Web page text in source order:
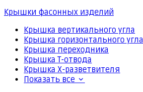
Крышки фасонных изделий
Крышка вертикального угла
Крышка горизонтального угла
Крышка переходника
Крышка Т-отвода
Крышка Х-разветвителя
Показать все